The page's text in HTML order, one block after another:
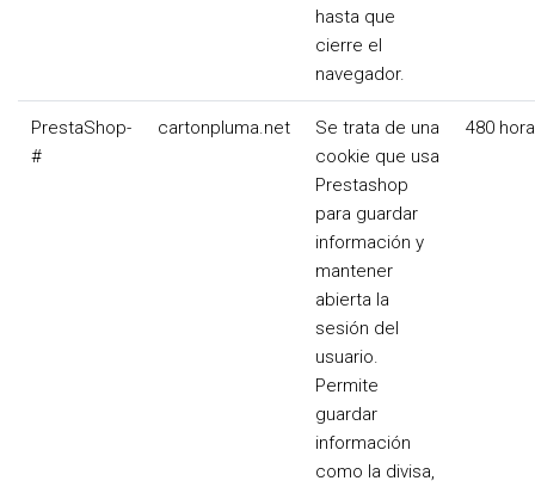
hasta que
cierre el
navegador.
PrestaShop-
#
cartonpluma.net
Se trata de una
cookie que usa
Prestashop
para guardar
información y
mantener
abierta la
sesión del
usuario.
Permite
guardar
información
como la divisa,
480